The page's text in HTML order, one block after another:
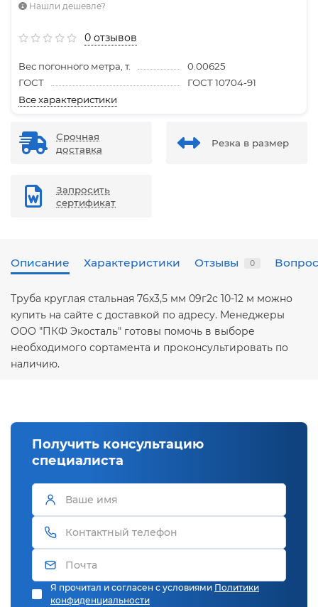
Нашли дешевле?
0 отзывов
Вес погонного метра, т.
0.00625
ГОСТ
ГОСТ 10704-91
Все характеристики
Срочная
доставка
Резка в размер
Запросить
сертификат
Описание Характеристики Отзывы 0
Труба круглая стальная 76х3,5 мм 09г2с 10-12 м можно
купить на сайте с доставкой по адресу. Менеджеры
ООО "ПКФ Экосталь" готовы помочь в выборе
необходимого сортамента и проконсультировать по
наличию.
Получить консультацию
специалиста
Я прочитал и согласен с условиями Политики
конфиденциальности